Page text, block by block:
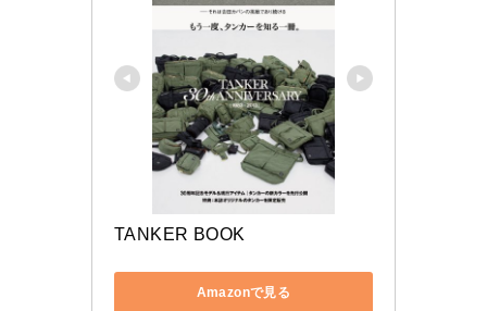
TANKER BOOK
Amazonで見る